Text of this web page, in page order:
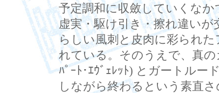
予定調和に収斂していくな
虚実・駆け引き・擦れ違い
らしい風刺と皮肉に彩られ
れている。そのうえで、真
ﾊﾟｰﾄ･ｴｳﾞｪﾚｯﾄ) とガートルー
しながら終わるという素直